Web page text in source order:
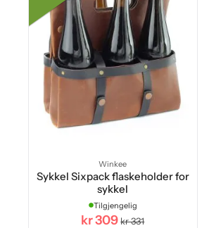
Winkee
Sykkel Sixpack flaskeholder for
sykkel
Tilgjengelig
kr 309 kr 331